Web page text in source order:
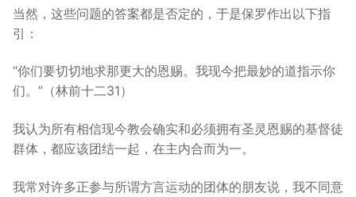
当然，这些问题的答案都是否定的，于是保罗作出以下指
引：
“你们要切切地求那更大的恩赐。我现今把最妙的道指示你
们。”（林前十二31）
我认为所有相信现今教会确实和必须拥有圣灵恩赐的基督徒
群体，都应该团结一起，在主内合而为一。
我常对许多正参与所谓方言运动的团体的朋友说，我不同意